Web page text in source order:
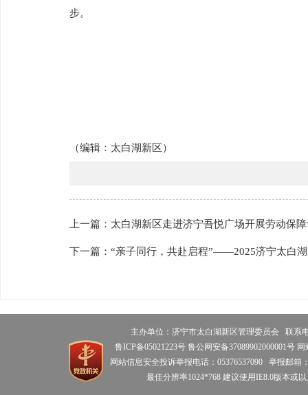
步。
（编辑： 太白湖新区 ）
上一篇：太白湖新区走进济宁吾悦广场开展劳动保
下一篇：“亲子同行，共赴启程”——2025济宁太白
主办单位：济宁市太白湖新区管理委员会 联系
鲁ICP备05021223号 鲁公网安备37089902000001号
网站信息安全投诉举报电话：05376537090 举报邮箱：
最佳分辨率1024*768 建议使用IE8.0版本或